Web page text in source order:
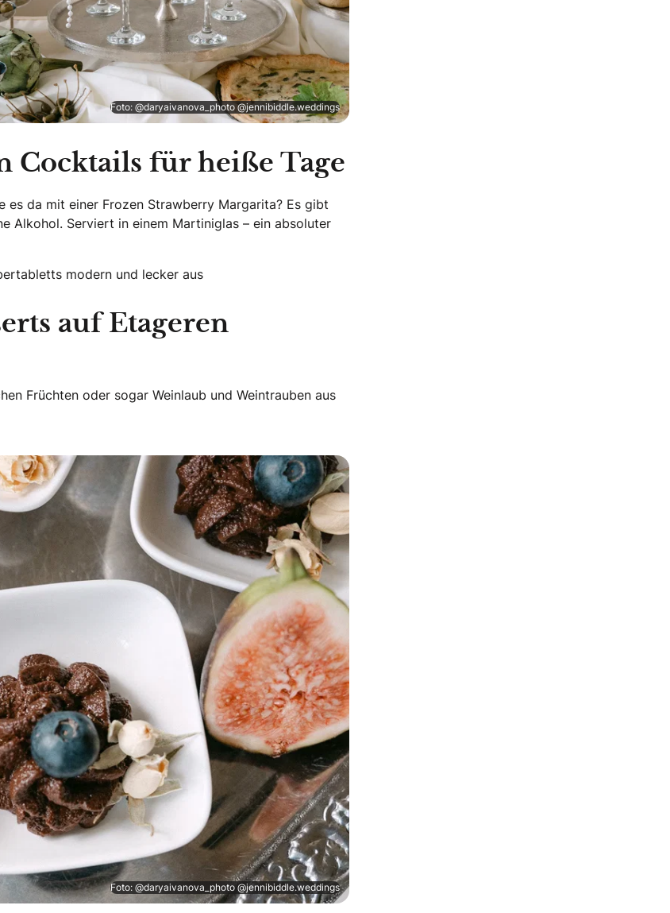
Foto: @daryaivanova_photo @jennibiddle.weddings
Cocktails für heiße Tage
es da mit einer Frozen Strawberry Margarita? Es gibt
Alkohol. Serviert in einem Martiniglas – ein absoluter
modern und lecker aus
auf Etageren
Früchten oder sogar Weinlaub und Weintrauben aus
Foto: @daryaivanova_photo @jennibiddle.weddings